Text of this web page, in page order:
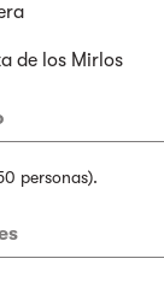
de los Mirlos
personas).